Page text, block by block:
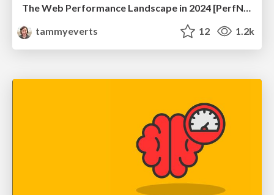
The Web Performance Landscape in 2024 [PerfNow 2024]
tammyeverts
12 1.2k